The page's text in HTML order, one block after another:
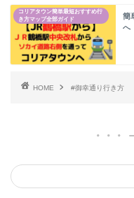
コリアタウン簡単最短おすすめ行
き方マップ全部ガイド
簡
へ
HOME #御幸通り行き方